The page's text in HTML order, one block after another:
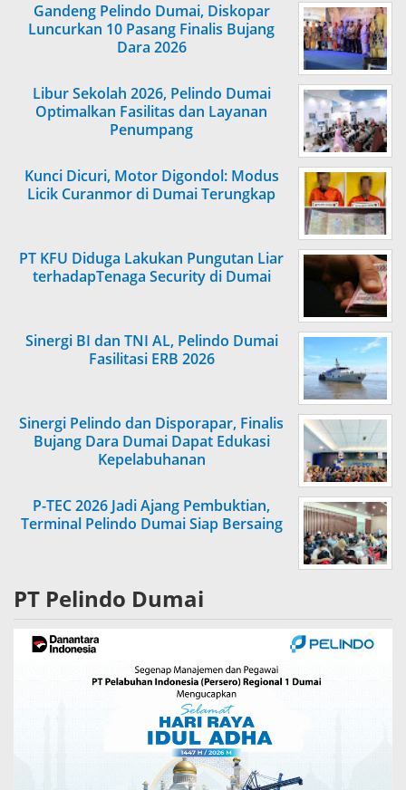
Gandeng Pelindo Dumai, Diskopar
Luncurkan 10 Pasang Finalis Bujang
Dara 2026
Libur Sekolah 2026, Pelindo Dumai
Optimalkan Fasilitas dan Layanan
Penumpang
Kunci Dicuri, Motor Digondol: Modus
Licik Curanmor di Dumai Terungkap
PT KFU Diduga Lakukan Pungutan Liar
terhadapTenaga Security di Dumai
Sinergi BI dan TNI AL, Pelindo Dumai
Fasilitasi ERB 2026
Sinergi Pelindo dan Disporapar, Finalis
Bujang Dara Dumai Dapat Edukasi
Kepelabuhanan
P-TEC 2026 Jadi Ajang Pembuktian,
Terminal Pelindo Dumai Siap Bersaing
PT Pelindo Dumai